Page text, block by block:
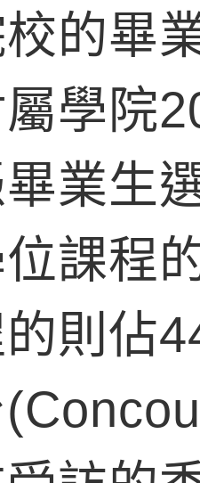
的畢
學院
業生
課程
則佔